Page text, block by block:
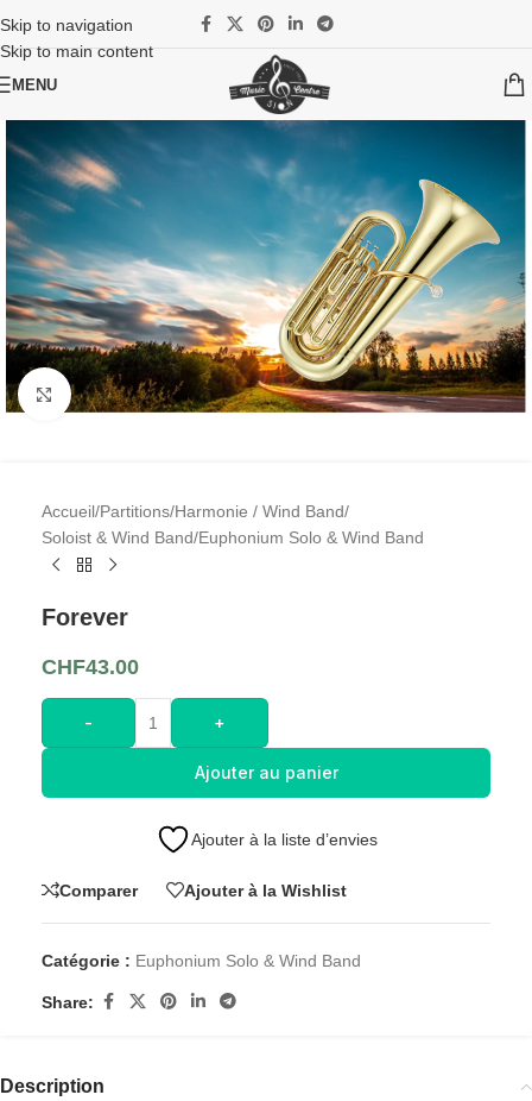
Skip to navigation
Skip to main content
MENU
Cliquez pour agrandir l'image
Accueil/Partitions/Harmonie / Wind Band/
Soloist & Wind Band/Euphonium Solo & Wind Band
Forever
CHF43.00
- +
Ajouter au panier
Ajouter à la liste d’envies
Comparer Ajouter à la Wishlist
Catégorie : Euphonium Solo & Wind Band
Share:
Description